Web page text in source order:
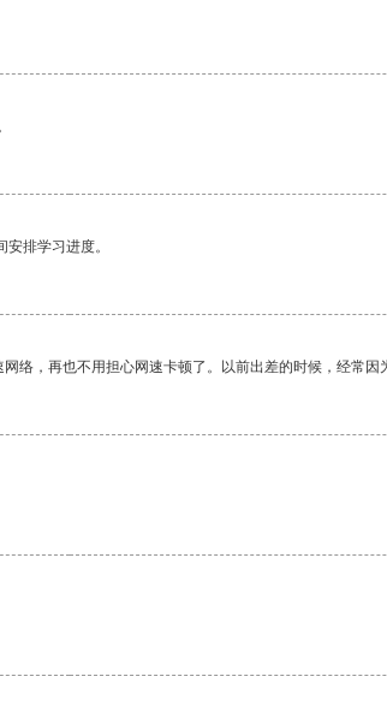
排学习进度。
，再也不用担心网速卡顿了。以前出差的时候，经常